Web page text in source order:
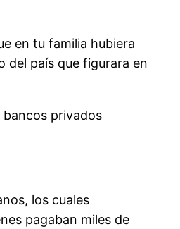
en tu familia hubiera
del país que figurara en
bancos privados
los cuales
pagaban miles de